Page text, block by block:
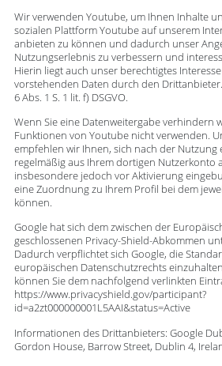
Wir verwenden Youtube, um Ihnen Inhalte
sozialen Plattform Youtube auf unserem
anbieten zu können und dadurch unser
Nutzungserlebnis zu verbessern und
Hierin liegt auch unser berechtigtes
vorstehenden Daten durch den
6 Abs. 1 S. 1 lit. f) DSGVO.
Wenn Sie eine Datenweitergabe verhindern
Funktionen von Youtube nicht verwenden.
empfehlen wir Ihnen, sich nach der Nutzung
regelmäßig aus Ihrem dortigen Nutzerkonto
insbesondere jedoch vor Aktivierung
eine Zuordnung zu Ihrem Profil bei dem
können.
Google hat sich dem zwischen der
geschlossenen Privacy-Shield-Abkommen
Dadurch verpflichtet sich Google, die
europäischen Datenschutzrechts
können Sie dem nachfolgend verlinkten
https://www.privacyshield.gov/participant?
id=a2zt000000001L5AAI&status=Active
Informationen des Drittanbieters: Google
Gordon House, Barrow Street, Dublin 4,